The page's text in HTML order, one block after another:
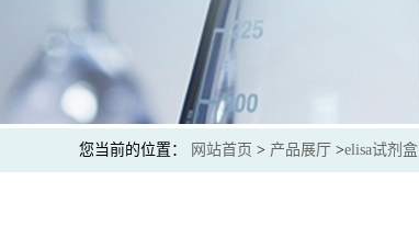
您当前的位置： 网站首页 > 产品展厅 >elisa试剂盒